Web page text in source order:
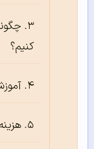
کنیم؟